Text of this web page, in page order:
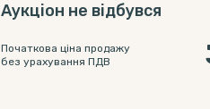
Аукціон не відбувся
Початкова ціна продажу
без урахування ПДВ